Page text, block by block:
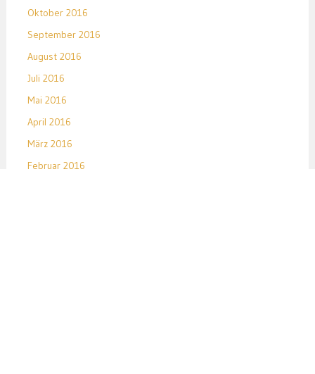
Oktober 2016
September 2016
August 2016
Juli 2016
Mai 2016
April 2016
März 2016
Februar 2016